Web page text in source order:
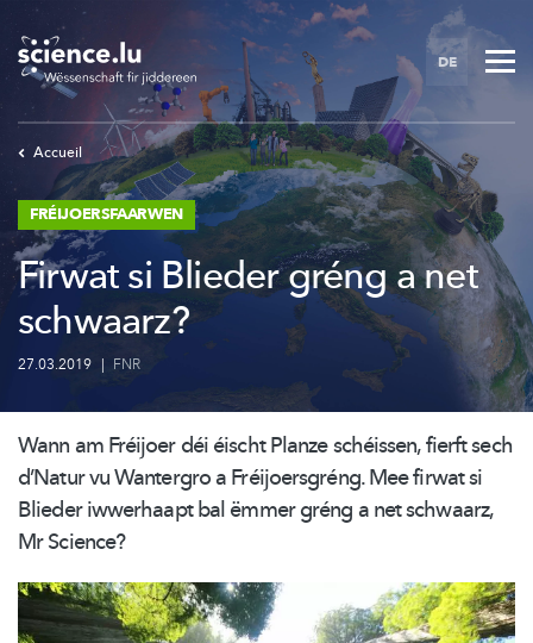
to
main
content
DE
Accueil
FRÉIJOERSFAARWEN
Firwat si Blieder gréng a net
schwaarz?
27.03.2019 | FNR
Wann am Fréijoer déi éischt Planze schéissen, fierft sech
d’Natur vu Wantergro a Fréijoersgréng.Mee firwat si
Blieder iwwerhaapt bal ëmmer gréng a net schwaarz,
Mr Science?